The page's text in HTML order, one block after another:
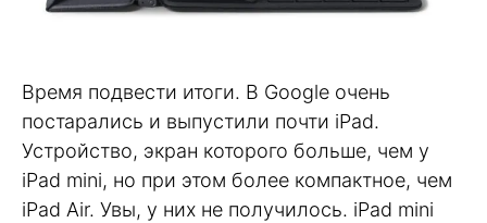
Время подвести итоги. В Google очень
постарались и выпустили почти iPad.
Устройство, экран которого больше, чем у
iPad mini, но при этом более компактное, чем
iPad Air. Увы, у них не получилось. iPad mini